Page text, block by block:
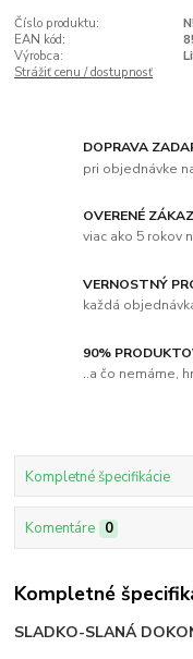
Číslo produktu:
EAN kód:
Výrobca:
Strážiť cenu / dostupnosť
DOPRAVA
pri objednávke
OVERENÉ
viac ako 5 rokov
VERNOSTNÝ
každá
90%
..a čo nemáme,
Kompletné špecifikácie
Komentáre 0
Kompletné
SLADKO-SLANÁ